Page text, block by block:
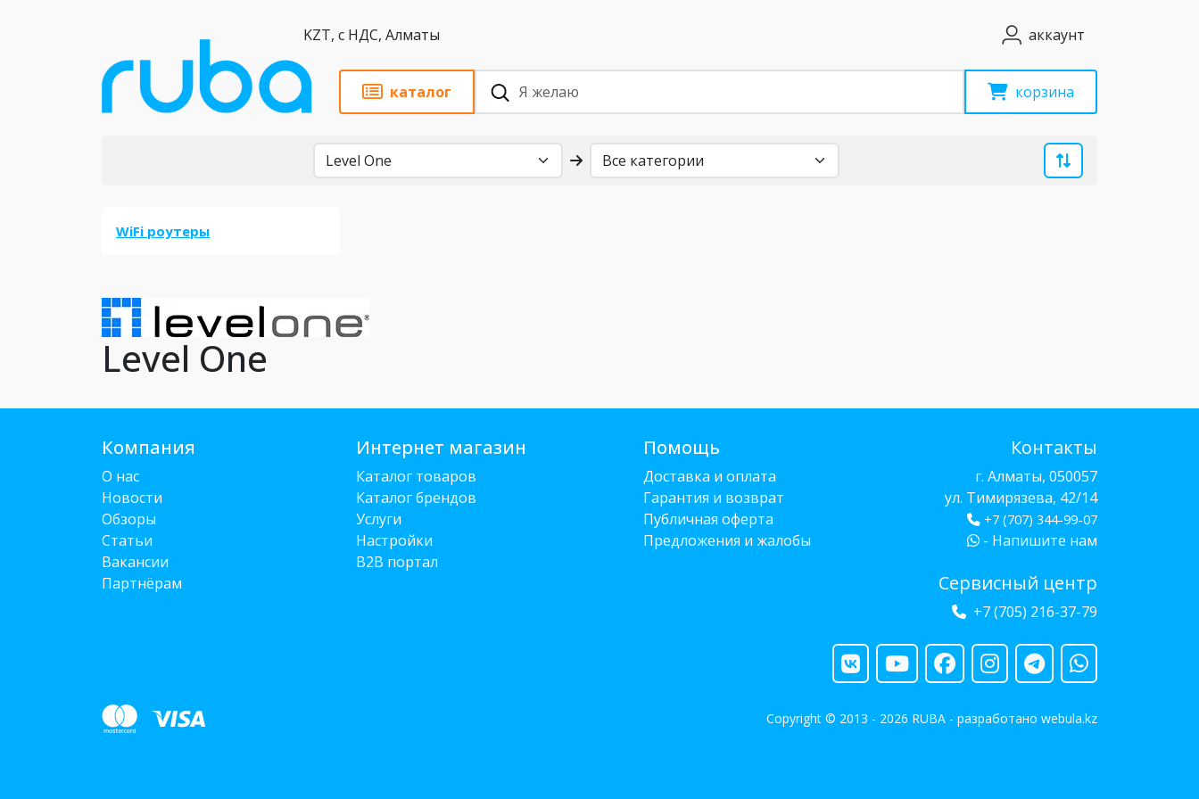
KZT, с НДС, Алматы аккаунт
каталог корзина
WiFi роутеры
Level One
Компания
О нас
Новости
Обзоры
Статьи
Вакансии
Партнёрам
Интернет магазин
Каталог товаров
Каталог брендов
Услуги
Настройки
B2B портал
Помощь
Доставка и оплата
Гарантия и возврат
Публичная оферта
Предложения и жалобы
Контакты
г. Алматы, 050057
ул. Тимирязева, 42/14
+7 (707) 344-99-07
- Напишите нам
Сервисный центр
+7 (705) 216-37-79
Copyright © 2013 - 2026 RUBA - разработано webula.kz